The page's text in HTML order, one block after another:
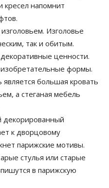
кресел напомнит
Изголовье
так и обитым.
ценности.
формы.
большая кровать
а стеганая мебель
декорированный
к дворцовому
парижские мотивы.
стулья или старые
в парижскую